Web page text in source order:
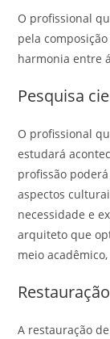
O profissional
pela
harmonia entre
Pesquisa
O profissional
estudará
profissão
aspectos
necessidade e
arquiteto que
meio
A restauração